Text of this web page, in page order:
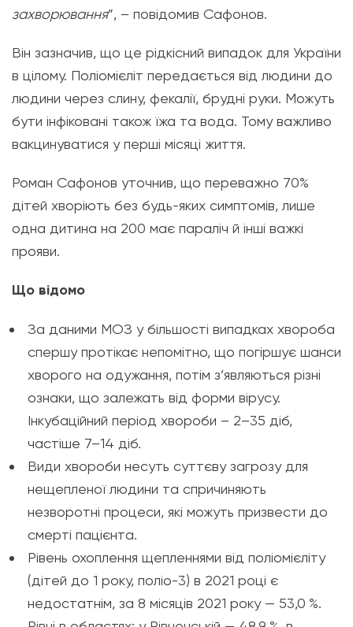
захворювання”, – повідомив Сафонов.
Він зазначив, що це рідкісний випадок для України
в цілому. Поліомієліт передається від людини до
людини через слину, фекалії, брудні руки. Можуть
бути інфіковані також їжа та вода. Тому важливо
вакцинуватися у перші місяці життя.
Роман Сафонов уточнив, що переважно 70%
дітей хворіють без будь-яких симптомів, лише
одна дитина на 200 має параліч й інші важкі
прояви.
Що відомо
За даними МОЗ у більшості випадках хвороба
спершу протікає непомітно, що погіршує шанси
хворого на одужання, потім з’являються різні
ознаки, що залежать від форми вірусу.
Інкубаційний період хвороби – 2–35 діб,
частіше 7–14 діб.
Види хвороби несуть суттєву загрозу для
нещепленої людини та спричиняють
незворотні процеси, які можуть призвести до
смерті пацієнта.
Рівень охоплення щепленнями від поліомієліту
(дітей до 1 року, поліо-3) в 2021 році є
недостатнім, за 8 місяців 2021 року — 53,0 %.